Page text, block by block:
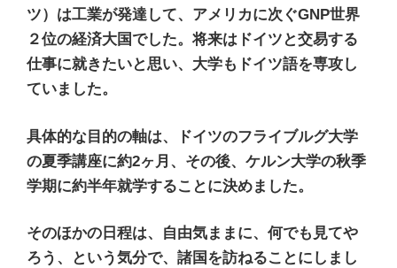
ツ）は工業が発達して、アメリカに次ぐGNP世界
２位の経済大国でした。将来はドイツと交易する
仕事に就きたいと思い、大学もドイツ語を専攻し
ていました。
具体的な目的の軸は、ドイツのフライブルグ大学
の夏季講座に約2ヶ月、その後、ケルン大学の秋季
学期に約半年就学することに決めました。
そのほかの日程は、自由気ままに、何でも見てや
ろう、という気分で、諸国を訪ねることにしまし